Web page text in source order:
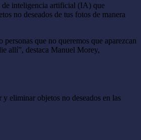
de inteligencia artificial (IA) que
no deseados de tus fotos de manera
que no queremos que aparezcan
allí”, destaca Manuel Morey,
eliminar objetos no deseados en las